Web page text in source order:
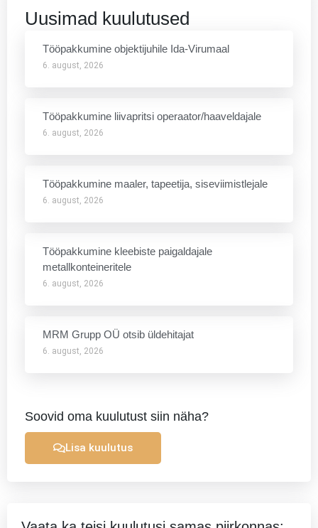
Uusimad kuulutused
Tööpakkumine objektijuhile Ida-Virumaal
6. august, 2026
Tööpakkumine liivapritsi operaator/haaveldajale
6. august, 2026
Tööpakkumine maaler, tapeetija, siseviimistlejale
6. august, 2026
Tööpakkumine kleebiste paigaldajale
metallkonteineritele
6. august, 2026
MRM Grupp OÜ otsib üldehitajat
6. august, 2026
Soovid oma kuulutust siin näha?
Lisa kuulutus